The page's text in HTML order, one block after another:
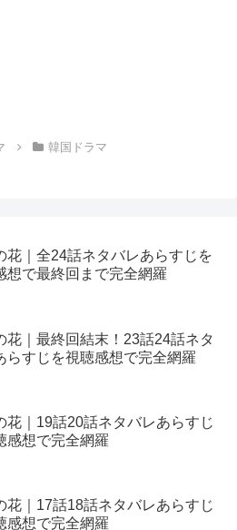
韓国ドラマ
花｜全24話ネタバレあらすじを
想で最終回まで完全網羅
花｜最終回結末！23話24話ネタ
らすじを視聴感想で完全網羅
花｜19話20話ネタバレあらすじ
感想で完全網羅
花｜17話18話ネタバレあらすじ
感想で完全網羅